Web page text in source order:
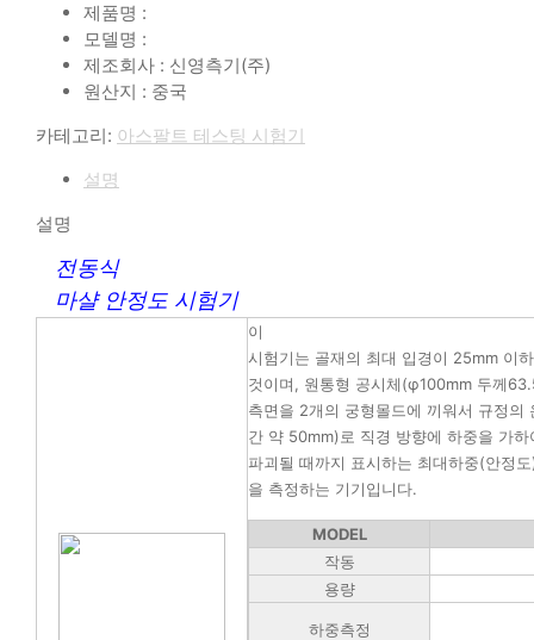
제품명 :
모델명 :
제조회사 : 신영측기(주)
원산지 : 중국
카테고리: 아스팔트 테스팅 시험기
설명
설명
전동식
마샬 안정도 시험기
이
시험기는 골재의 최대 입경이 25mm 이
것이며, 원통형 공시체(φ100mm 두께
측면을 2개의 궁형몰드에 끼워서 규정
간 약 50mm)로 직경 방향에 하중을 가하
파괴될 때까지 표시하는 최대하중(안정
을 측정하는 기기입니다.
MODEL
작동
용량
하중측정